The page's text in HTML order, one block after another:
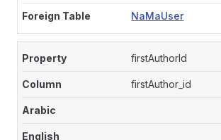
NaMaUser
firstAuthorId
firstAuthor_id